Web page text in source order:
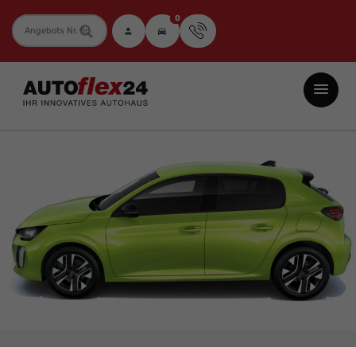
Fahrzeugnummer 0
Autoflex24
GmbH
Jahreswagen
und
Gebrauchtwagen
zu
Top-